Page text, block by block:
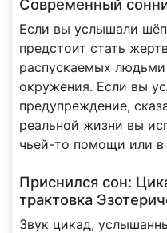
Современный
Если вы услышали
предстоит стать
распускаемых
окружения. Если вы
предупреждение,
реальной жизни вы
чьей-то помощи или в
Приснился сон:
трактовка
Звук цикад,